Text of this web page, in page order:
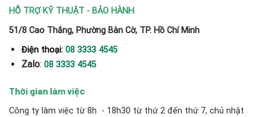
HỖ TRỢ KỸ THUẬT - BẢO HÀNH
51/8 Cao Thắng, Phường Bàn Cờ, TP. Hồ Chí Minh
Điện thoại: 08 3333 4545
Zalo: 08 3333 4545
Thời gian làm việc
Công ty làm việc từ 8h - 18h30 từ thứ 2 đến thứ 7, chủ nhật